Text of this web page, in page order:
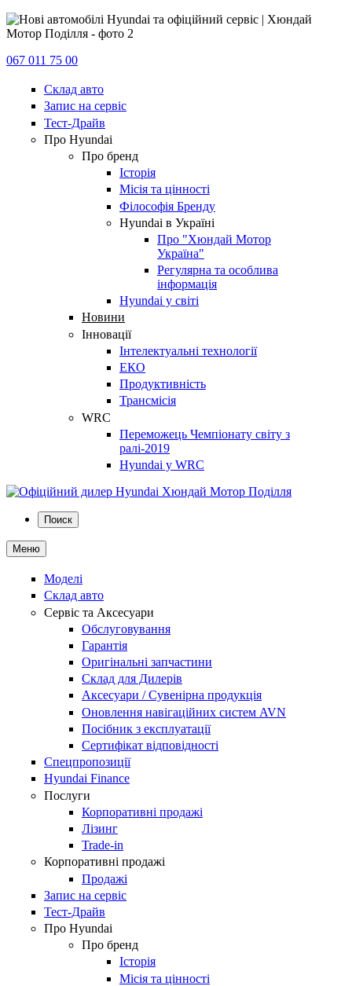
067 011 75 00
Склад авто
Запис на сервіс
Тест-Драйв
Про Hyundai
Про бренд
Історія
Місія та цінності
Філософія Бренду
Hyundai в Україні
Про "Хюндай Мотор
Україна"
Регулярна та особлива
інформація
Hyundai у світі
Новини
Інновації
Інтелектуальні технології
ЕКО
Продуктивність
Трансмісія
WRC
Переможець Чемпіонату світу з
ралі-2019
Hyundai у WRC
Поиск
Меню
Моделі
Склад авто
Сервіс та Аксесуари
Обслуговування
Гарантія
Оригінальні запчастини
Склад для Дилерів
Аксесуари / Сувенірна продукція
Оновлення навігаційних систем AVN
Посібник з експлуатації
Сертифікат відповідності
Спецпропозиції
Hyundai Finance
Послуги
Корпоративні продажі
Лізинг
Trade-in
Корпоративні продажі
Продажі
Запис на сервіс
Тест-Драйв
Про Hyundai
Про бренд
Історія
Місія та цінності